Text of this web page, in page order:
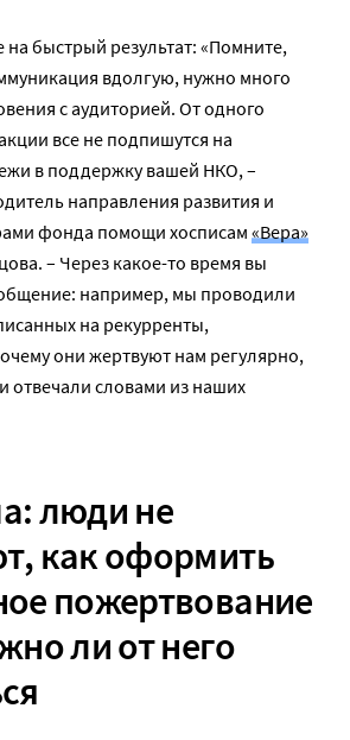
на быстрый результат: «Помните,
вдолгую, нужно много
с аудиторией. От одного
все не подпишутся на
в поддержку вашей НКО, –
направления развития и
фонда помощи хосписам «Вера»
– Через какое-то время вы
например, мы проводили
на рекурренты,
они жертвуют нам регулярно,
отвечали словами из наших
люди не
как оформить
пожертвование
ли от него